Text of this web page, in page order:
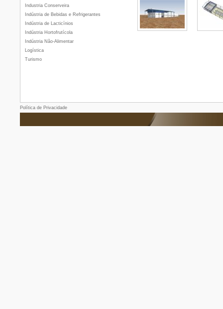
Industria Conserveira
Indústria de Bebidas e Refrigerantes
Indústria de Lacticínios
Indústria Hortofrutícola
Indústria Não-Alimentar
Logística
Turismo
Política de Privacidade